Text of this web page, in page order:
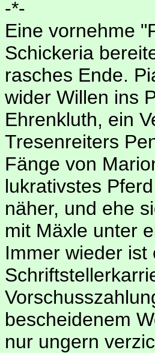
-*-
Eine vornehme
Schickeria
rasches Ende.
wider Willen ins
Ehrenkluth, ein
Tresenreiters
Fänge von
lukrativstes
näher, und ehe
mit Mäxle unter
Immer wieder
bescheidenem
nur ungern